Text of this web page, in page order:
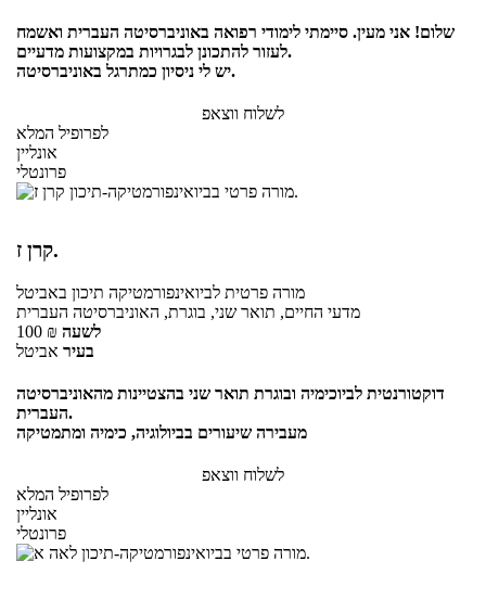
שלום! אני מעין. סיימתי לימודי רפואה באוניברסיטה העברית ואשמח
לעזור להתכונן לבגרויות במקצועות מדעיים.
יש לי ניסיון כמתרגל באוניברסיטה.
לשלוח ווצאפ
לפרופיל המלא
אונליין
פרונטלי
קרן ז.
מורה פרטית לביואינפורמטיקה תיכון באביטל
מדעי החיים, תואר שני, בוגרת, האוניברסיטה העברית
100 ₪ לשעה
בעיר אביטל
דוקטורנטית לביוכימיה ובוגרת תואר שני בהצטיינות מהאוניברסיטה
העברית.
מעבירה שיעורים בביולוגיה, כימיה ומתמטיקה
לשלוח ווצאפ
לפרופיל המלא
אונליין
פרונטלי